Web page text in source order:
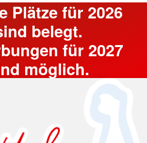
Plätze für 2026
belegt.
für 2027
möglich.